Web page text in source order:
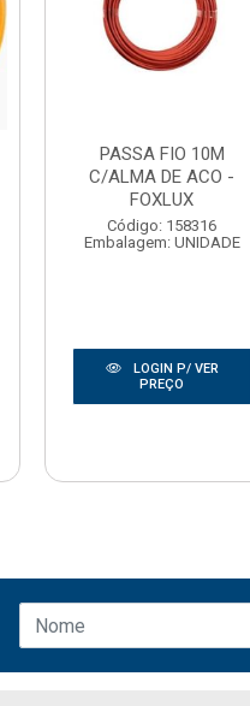
PASSA FIO 10M
C/ALMA DE ACO -
FOXLUX
Código: 158316
Embalagem: UNIDADE
LOGIN P/ VER
PREÇO